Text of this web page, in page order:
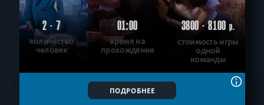
2 - 7
количество
человек
01:00
время на
прохождение
3800 - 8100р.
стоимость игры
одной
команды
ПОДРОБНЕЕ